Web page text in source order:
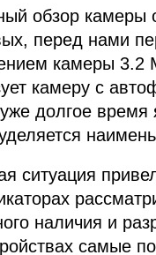
обзор камеры
перед нами
камеры 3.2
камеру с
долгое время
ситуация
наличия и
самые